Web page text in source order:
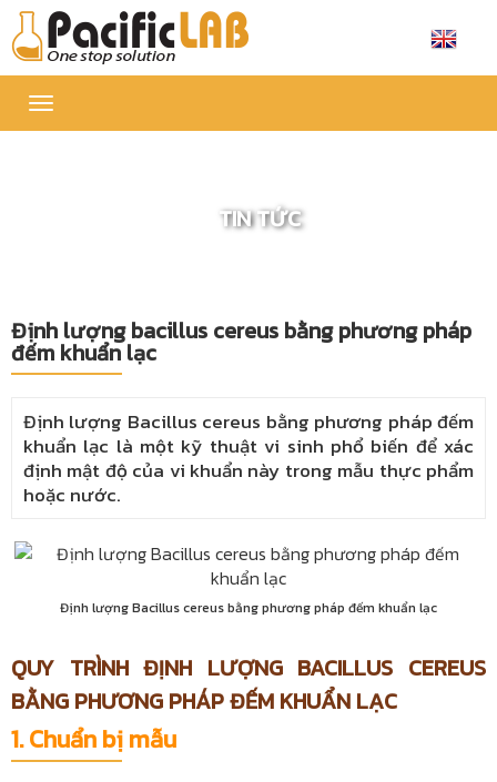
Toggle
navigation
TIN TỨC
Định lượng bacillus cereus bằng phương pháp
đếm khuẩn lạc
Định lượng Bacillus cereus bằng phương pháp đếm
khuẩn lạc là một kỹ thuật vi sinh phổ biến để xác
định mật độ của vi khuẩn này trong mẫu thực phẩm
hoặc nước.
Định lượng Bacillus cereus bằng phương pháp đếm khuẩn lạc
QUY TRÌNH ĐỊNH LƯỢNG BACILLUS CEREUS
BẰNG PHƯƠNG PHÁP ĐẾM KHUẨN LẠC
1. Chuẩn bị mẫu